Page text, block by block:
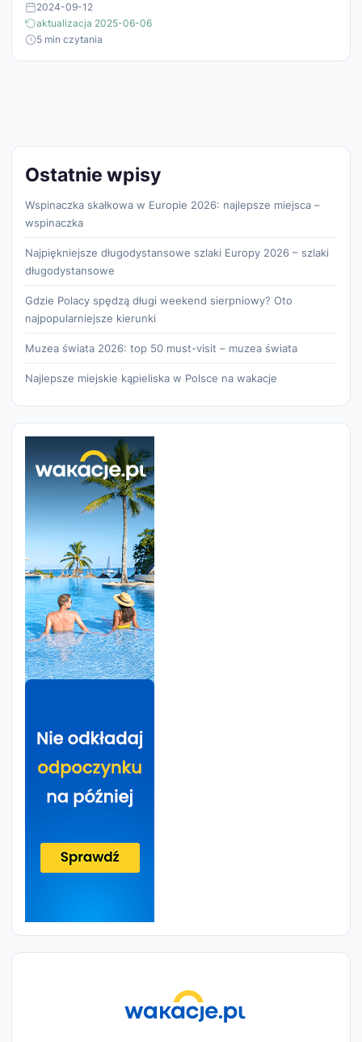
2024-09-12
aktualizacja 2025-06-06
5 min czytania
Ostatnie wpisy
Wspinaczka skałkowa w Europie 2026: najlepsze miejsca –
wspinaczka
Najpiękniejsze długodystansowe szlaki Europy 2026 – szlaki
długodystansowe
Gdzie Polacy spędzą długi weekend sierpniowy? Oto
najpopularniejsze kierunki
Muzea świata 2026: top 50 must-visit – muzea świata
Najlepsze miejskie kąpieliska w Polsce na wakacje